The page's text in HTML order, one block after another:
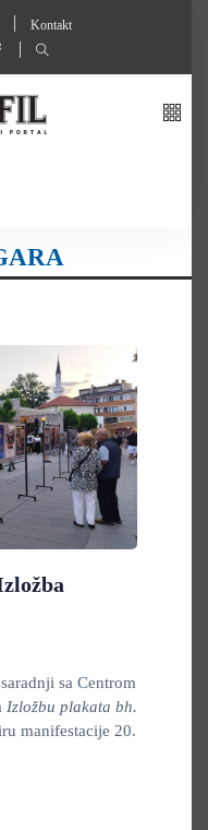
Kontakt
sa Centrom
Izložbu plakata bh.
manifestacije 20.